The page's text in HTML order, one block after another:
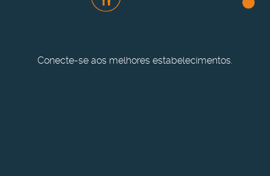
se aos melhores estabelecimentos.